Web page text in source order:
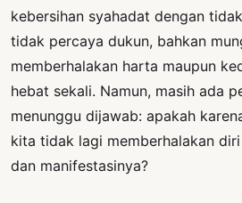
kebersihan syahadat dengan
tidak percaya dukun, bahkan
memberhalakan harta maupun
hebat sekali. Namun, masih ada
menunggu dijawab: apakah
kita tidak lagi memberhalakan
dan manifestasinya?